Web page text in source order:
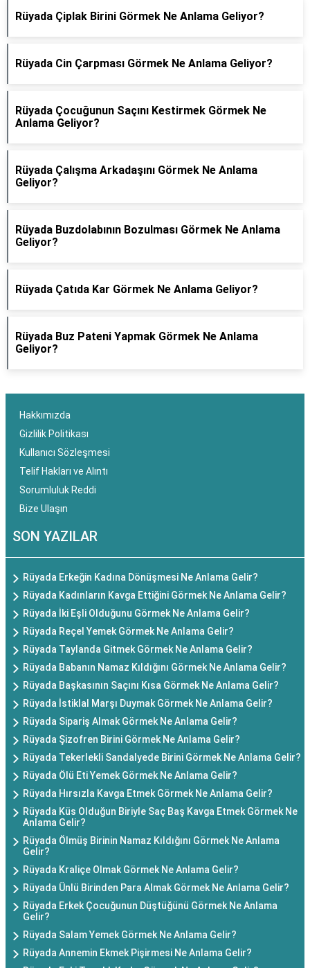
Rüyada Çiplak Birini Görmek Ne Anlama Geliyor?
Rüyada Cin Çarpması Görmek Ne Anlama Geliyor?
Rüyada Çocuğunun Saçını Kestirmek Görmek Ne
Anlama Geliyor?
Rüyada Çalışma Arkadaşını Görmek Ne Anlama
Geliyor?
Rüyada Buzdolabının Bozulması Görmek Ne Anlama
Geliyor?
Rüyada Çatıda Kar Görmek Ne Anlama Geliyor?
Rüyada Buz Pateni Yapmak Görmek Ne Anlama
Geliyor?
Hakkımızda
Gizlilik Politikası
Kullanıcı Sözleşmesi
Telif Hakları ve Alıntı
Sorumluluk Reddi
Bize Ulaşın
SON YAZILAR
Rüyada Erkeğin Kadına Dönüşmesi Ne Anlama Gelir?
Rüyada Kadınların Kavga Ettiğini Görmek Ne Anlama Gelir?
Rüyada İki Eşli Olduğunu Görmek Ne Anlama Gelir?
Rüyada Reçel Yemek Görmek Ne Anlama Gelir?
Rüyada Taylanda Gitmek Görmek Ne Anlama Gelir?
Rüyada Babanın Namaz Kıldığını Görmek Ne Anlama Gelir?
Rüyada Başkasının Saçını Kısa Görmek Ne Anlama Gelir?
Rüyada İstiklal Marşı Duymak Görmek Ne Anlama Gelir?
Rüyada Sipariş Almak Görmek Ne Anlama Gelir?
Rüyada Şizofren Birini Görmek Ne Anlama Gelir?
Rüyada Tekerlekli Sandalyede Birini Görmek Ne Anlama Gelir?
Rüyada Ölü Eti Yemek Görmek Ne Anlama Gelir?
Rüyada Hırsızla Kavga Etmek Görmek Ne Anlama Gelir?
Rüyada Küs Olduğun Biriyle Saç Baş Kavga Etmek Görmek Ne
Anlama Gelir?
Rüyada Ölmüş Birinin Namaz Kıldığını Görmek Ne Anlama
Gelir?
Rüyada Kraliçe Olmak Görmek Ne Anlama Gelir?
Rüyada Ünlü Birinden Para Almak Görmek Ne Anlama Gelir?
Rüyada Erkek Çocuğunun Düştüğünü Görmek Ne Anlama
Gelir?
Rüyada Salam Yemek Görmek Ne Anlama Gelir?
Rüyada Annemin Ekmek Pişirmesi Ne Anlama Gelir?